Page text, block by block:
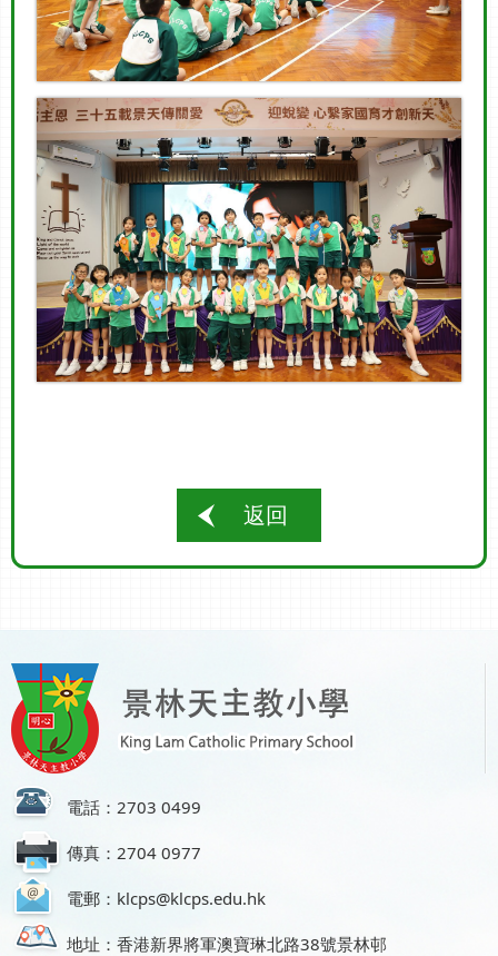
返回
電話：2703 0499
傳真：2704 0977
電郵：klcps@klcps.edu.hk
地址：香港新界將軍澳寶琳北路38號景林邨